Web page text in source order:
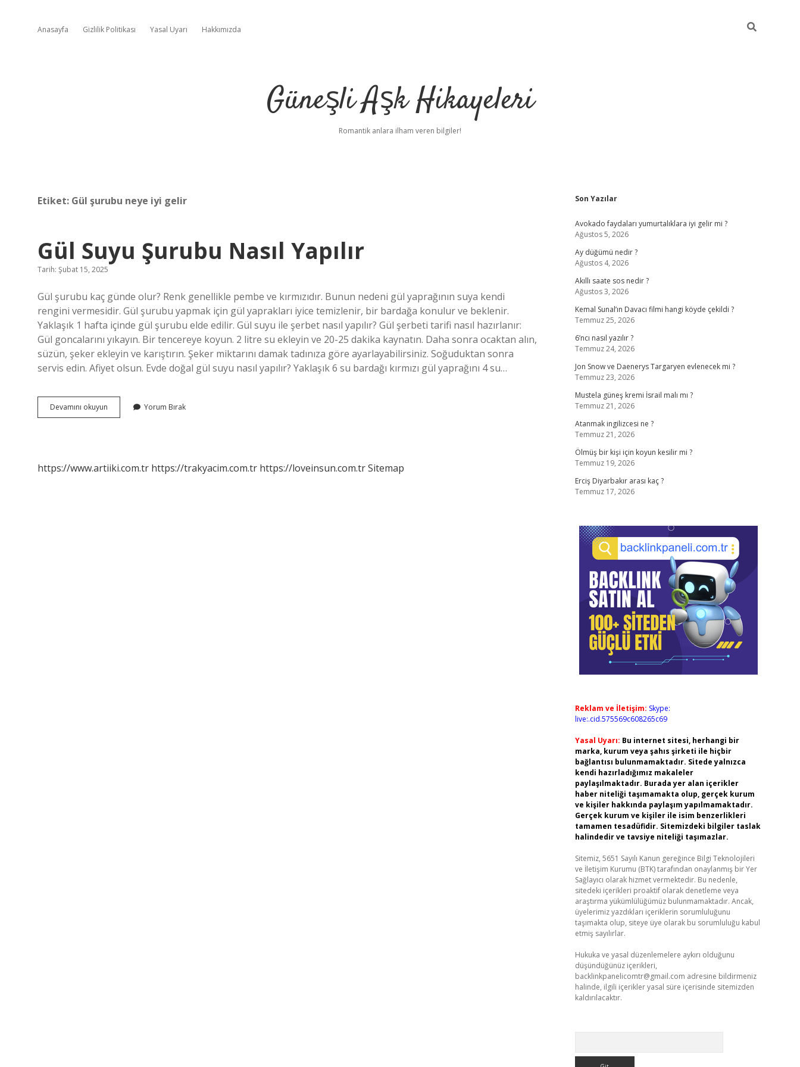
Anasayfa Gizlilik Politikası Yasal Uyarı Hakkımızda
Güneşli Aşk Hikayeleri
Romantik anlara ilham veren bilgiler!
Etiket: Gül şurubu neye iyi gelir
Gül Suyu Şurubu Nasıl Yapılır
Tarih: Şubat 15, 2025
Gül şurubu kaç günde olur? Renk genellikle pembe ve kırmızıdır. Bunun nedeni gül yaprağının suya kendi
rengini vermesidir. Gül şurubu yapmak için gül yaprakları iyice temizlenir, bir bardağa konulur ve beklenir.
Yaklaşık 1 hafta içinde gül şurubu elde edilir. Gül suyu ile şerbet nasıl yapılır? Gül şerbeti tarifi nasıl hazırlanır:
Gül goncalarını yıkayın. Bir tencereye koyun. 2 litre su ekleyin ve 20-25 dakika kaynatın. Daha sonra ocaktan alın,
süzün, şeker ekleyin ve karıştırın. Şeker miktarını damak tadınıza göre ayarlayabilirsiniz. Soğuduktan sonra
servis edin. Afiyet olsun. Evde doğal gül suyu nasıl yapılır? Yaklaşık 6 su bardağı kırmızı gül yaprağını 4 su…
Devamını okuyun
Suyu
Yorum Bırak
https://www.artiiki.com.tr https://trakyacim.com.tr https://loveinsun.com.trSitemap
Sidebar
Son Yazılar
Avokado faydaları yumurtalıklara iyi gelir mi ?
Ağustos 5, 2026
Ay düğümü nedir ?
Ağustos 4, 2026
Akıllı saate sos nedir ?
Ağustos 3, 2026
Kemal Sunal’ın Davacı filmi hangi köyde çekildi ?
Temmuz 25, 2026
6’ncı nasıl yazılır ?
Temmuz 24, 2026
Jon Snow ve Daenerys Targaryen evlenecek mi ?
Temmuz 23, 2026
Mustela güneş kremi İsrail malı mı ?
Temmuz 21, 2026
Atanmak ingilizcesi ne ?
Temmuz 21, 2026
Ölmüş bir kişi için koyun kesilir mi ?
Temmuz 19, 2026
Erciş Diyarbakır arası kaç ?
Temmuz 17, 2026
Reklam ve İletişim: Skype:
live:.cid.575569c608265c69
Yasal Uyarı: Bu internet sitesi, herhangi bir
marka, kurum veya şahıs şirketi ile hiçbir
bağlantısı bulunmamaktadır. Sitede yalnızca
kendi hazırladığımız makaleler
paylaşılmaktadır. Burada yer alan içerikler
haber niteliği taşımamakta olup, gerçek kurum
ve kişiler hakkında paylaşım yapılmamaktadır.
Gerçek kurum ve kişiler ile isim benzerlikleri
tamamen tesadüfidir. Sitemizdeki bilgiler taslak
halindedir ve tavsiye niteliği taşımazlar.
Sitemiz, 5651 Sayılı Kanun gereğince Bilgi Teknolojileri
ve İletişim Kurumu (BTK) tarafından onaylanmış bir Yer
Sağlayıcı olarak hizmet vermektedir. Bu nedenle,
sitedeki içerikleri proaktif olarak denetleme veya
araştırma yükümlülüğümüz bulunmamaktadır. Ancak,
üyelerimiz yazdıkları içeriklerin sorumluluğunu
taşımakta olup, siteye üye olarak bu sorumluluğu kabul
etmiş sayılırlar.
Hukuka ve yasal düzenlemelere aykırı olduğunu
düşündüğünüz içerikleri,
backlinkpanelicomtr@gmail.com adresine bildirmeniz
halinde, ilgili içerikler yasal süre içerisinde sitemizden
kaldırılacaktır.